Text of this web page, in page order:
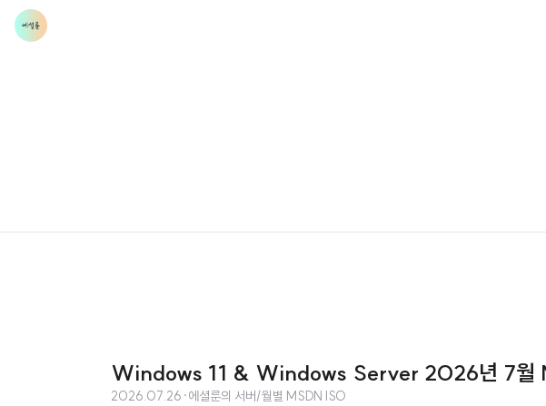
Windows 11 & Windows Server 2026년 7월
2026.07.26 ·에셜룬의 서버/월별 MSDN ISO